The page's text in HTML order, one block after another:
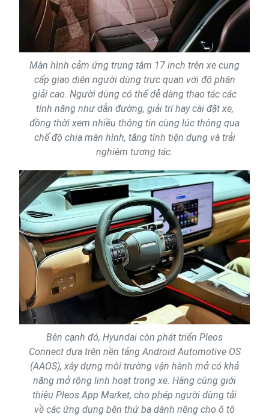
Màn hình cảm ứng trung tâm 17 inch trên xe cung
cấp giao diện người dùng trực quan với độ phân
giải cao. Người dùng có thể dễ dàng thao tác các
tính năng như dẫn đường, giải trí hay cài đặt xe,
đồng thời xem nhiều thông tin cùng lúc thông qua
chế độ chia màn hình, tăng tính tiện dụng và trải
nghiệm tương tác.
Bên cạnh đó, Hyundai còn phát triển Pleos
Connect dựa trên nền tảng Android Automotive OS
(AAOS), xây dựng môi trường vận hành mở có khả
năng mở rộng linh hoạt trong xe. Hãng cũng giới
thiệu Pleos App Market, cho phép người dùng tải
về các ứng dụng bên thứ ba dành riêng cho ô tô